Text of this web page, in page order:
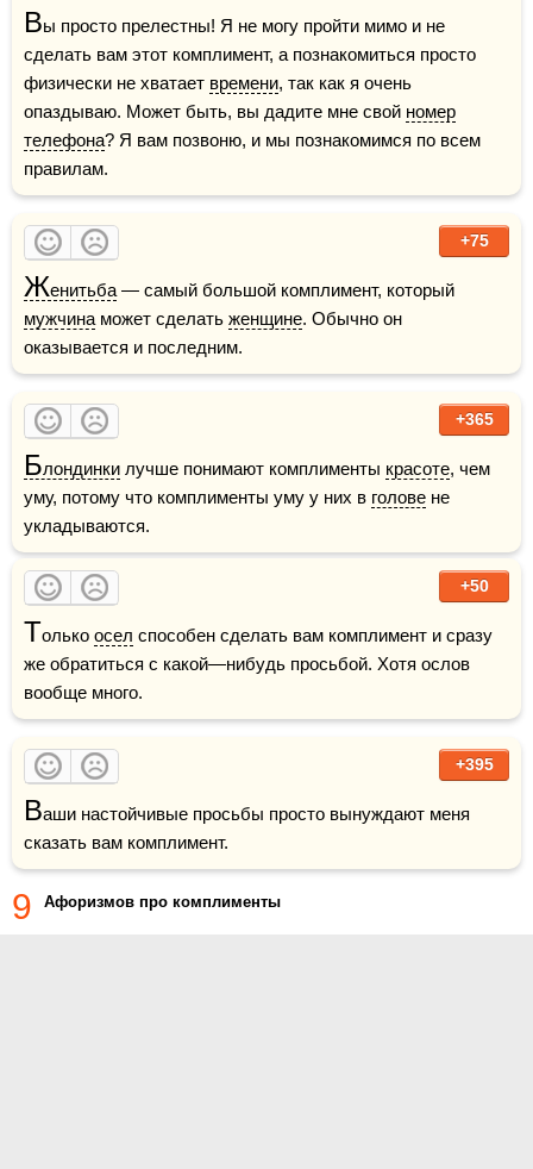
Вы просто прелестны! Я не могу пройти мимо и не
сделать вам этот комплимент, а познакомиться просто
физически не хватает времени, так как я очень
опаздываю. Может быть, вы дадите мне свой номер
телефона? Я вам позвоню, и мы познакомимся по всем
правилам.
+75
Женитьба
мужчина может сделать женщине. Обычно он
оказывается и последним.
+365
Блондинки лучше понимают комплименты красоте, чем
уму, потому что комплименты уму у них в голове не
укладываются.
+50
Только осел способен сделать вам комплимент и сразу
же обратиться с какой—нибудь просьбой. Хотя ослов
вообще много.
+395
Ваши настойчивые просьбы просто вынуждают меня
сказать вам комплимент.
9 Афоризмов про комплименты